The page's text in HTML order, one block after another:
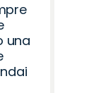
una